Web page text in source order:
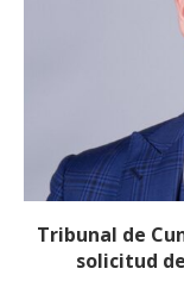
Reducirán